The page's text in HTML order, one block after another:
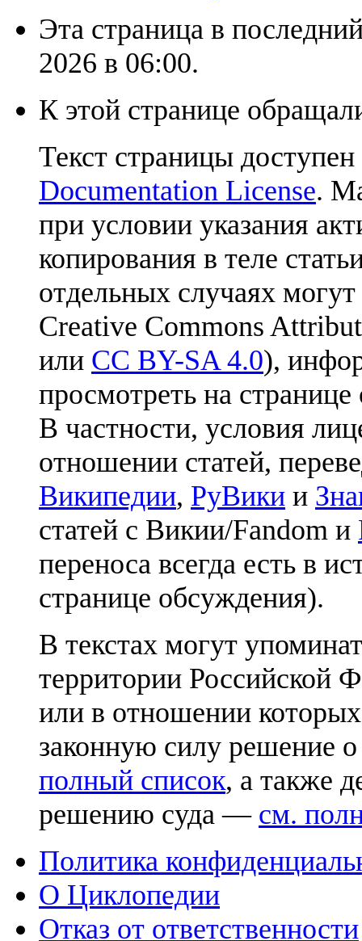
Эта страница в
2026 в 06:00.
К этой странице
Текст страницы
Documentation License.
при условии указания
копирования в теле
отдельных случаях
Creative Commons
или CC BY-SA 4.0),
просмотреть на
В частности, условия
отношении статей,
Википедии, РуВики и
статей с Викии/Fandom и
переноса всегда есть в
странице обсуждения).
В текстах могут
территории Российской
или в отношении
законную силу решение
полный список, а также
решению суда — см.
Политика
О Циклопедии
Отказ от ответственности